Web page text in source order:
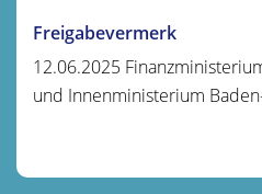
Freigabevermerk
12.06.2025
und Innenministerium